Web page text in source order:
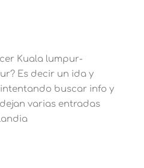
Kuala lumpur-
Es decir un ida y
buscar info y
varias entradas